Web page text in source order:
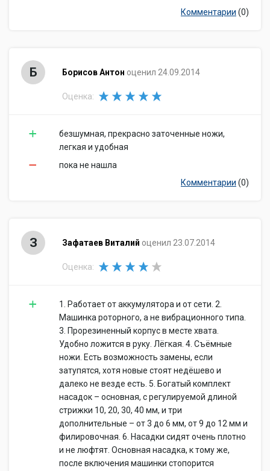
Комментарии (0)
Б Борисов Антон оценил 24.09.2014
Оценка:
безшумная, прекрасно заточенные ножи,
легкая и удобная
пока не нашла
Комментарии (0)
З Зафатаев Виталий оценил 23.07.2014
Оценка:
1. Работает от аккумулятора и от сети. 2.
Машинка роторного, а не вибрационного типа.
3. Прорезиненный корпус в месте хвата.
Удобно ложится в руку. Лёгкая. 4. Съёмные
ножи. Есть возможность замены, если
затупятся, хотя новые стоят недёшево и
далеко не везде есть. 5. Богатый комплект
насадок – основная, с регулируемой длиной
стрижки 10, 20, 30, 40 мм, и три
дополнительные – от 3 до 6 мм, от 9 до 12 мм и
филировочная. 6. Насадки сидят очень плотно
и не люфтят. Основная насадка, к тому же,
после включения машинки стопорится